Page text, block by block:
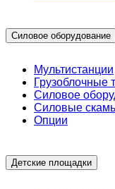
Силовое оборудование
Мультистанции
Грузоблочные
Силовое
Силовые
Опции
Детские площадки